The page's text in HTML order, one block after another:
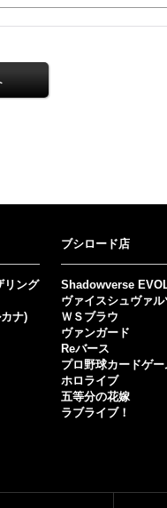
リング
ナ)
ブシロード店
Shadowverse
ヴァイスシュヴァル
ＷＳブラウ
ヴァンガード
Reバース
プロ野球カードゲー
ホロライブ
五等分の花嫁
ラブライブ！